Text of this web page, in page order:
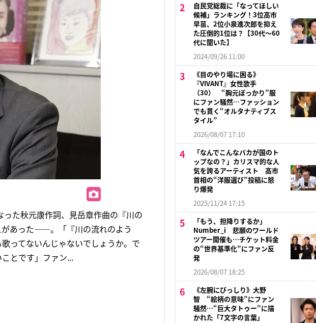
た秋元康作詞、見岳章作曲の『川の
があった――。「『川の流れのよう
ってないんじゃないでしょうか。で
とです」ファン...
自民党総裁に「なってほしい
候補」ランキング！3位高市
早苗、2位小泉進次郎を抑え
た圧倒的1位は？【30代〜60
代に聞いた】
2024/09/26 11:00
《目のやり場に困る》
『VIVANT』女性歌手
（30） “胸元ぽっかり”服
にファン騒然…ファッション
でも貫く“オルタナティブス
タイル”
2026/08/07 17:10
「なんでこんなバカが国のト
ップなの？」カリスマ的な人
気を誇るアーティスト 高市
首相の“洋服選び”投稿に怒
り爆発
2025/11/24 17:15
「もう、担降りするか」
Number_i 悲願のワールド
ツアー開催も…チケット料金
の“世界基準化”にファン反
発
2026/08/07 18:25
《左腕にびっしり》大野
智 “絵柄の意味”にファン
騒然…“巨大タトゥー”に描
かれた「7文字の言葉」